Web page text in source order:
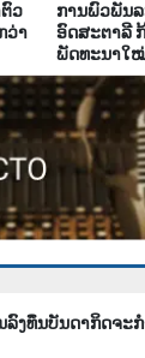
ວ
ວ່າ
ການພົວພັນ
ອົດສະຕາລີ
ພັດທະນາໃ
ງ​ທຶນ​ບັນ​ດາ​ກິດ​ຈະ​